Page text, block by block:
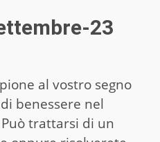
23
al vostro segno
benessere nel
trattarsi di un